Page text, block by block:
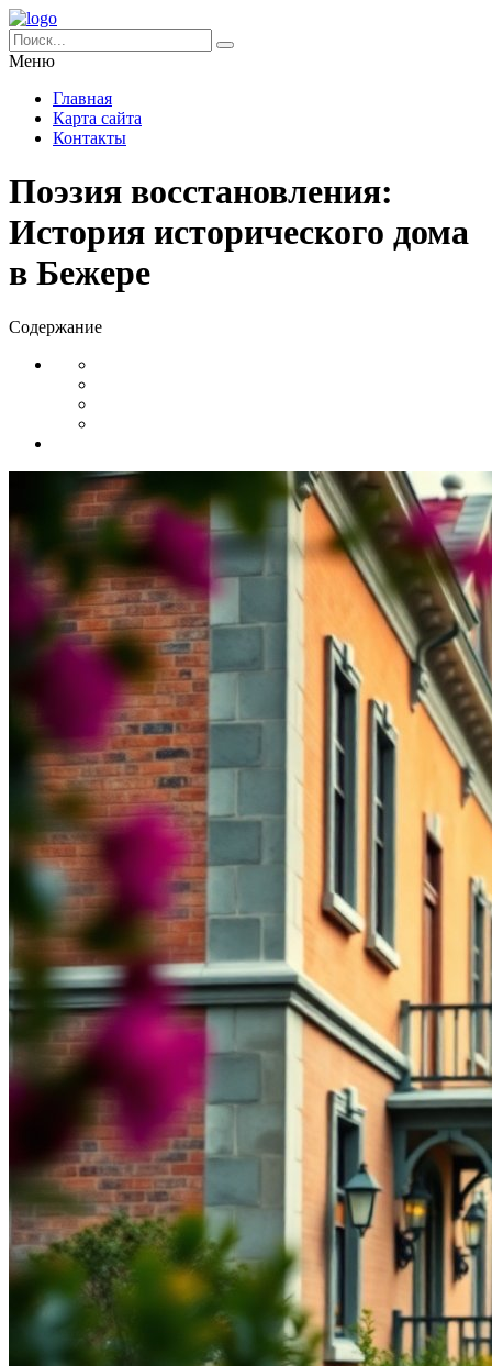
Меню
Главная
Карта сайта
Контакты
Поэзия восстановления:
История исторического дома
в Бежере
Содержание